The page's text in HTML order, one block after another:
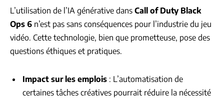
L’utilisation de l’IA générative dans Call of Duty Black
Ops 6 n’est pas sans conséquences pour l’industrie du jeu
vidéo. Cette technologie, bien que prometteuse, pose des
questions éthiques et pratiques.
Impact sur les emplois : L’automatisation de
certaines tâches créatives pourrait réduire la nécessité